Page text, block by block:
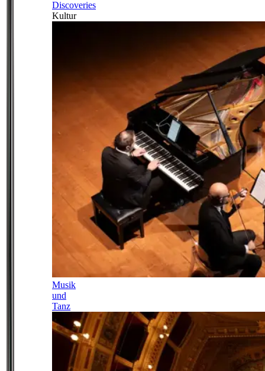
Discoveries
Kultur
Musik
und
Tanz